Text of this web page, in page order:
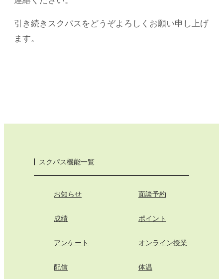
引き続きスクパスをどうぞよろしくお願い申し上げ
ます。
スクパス機能一覧
お知らせ 面談予約
成績 ポイント
アンケート オンライン授業
配信 体温